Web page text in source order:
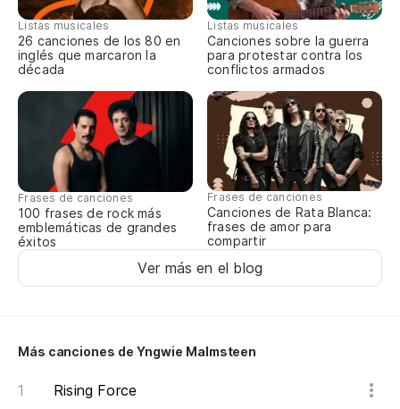
Listas musicales
26 canciones de los 80 en
inglés que marcaron la
década
Listas musicales
Canciones sobre la guerra
para protestar contra los
conflictos armados
Frases de canciones
100 frases de rock más
emblemáticas de grandes
éxitos
Frases de canciones
Canciones de Rata Blanca:
frases de amor para
compartir
Ver más en el blog
Más canciones de Yngwie Malmsteen
Rising Force